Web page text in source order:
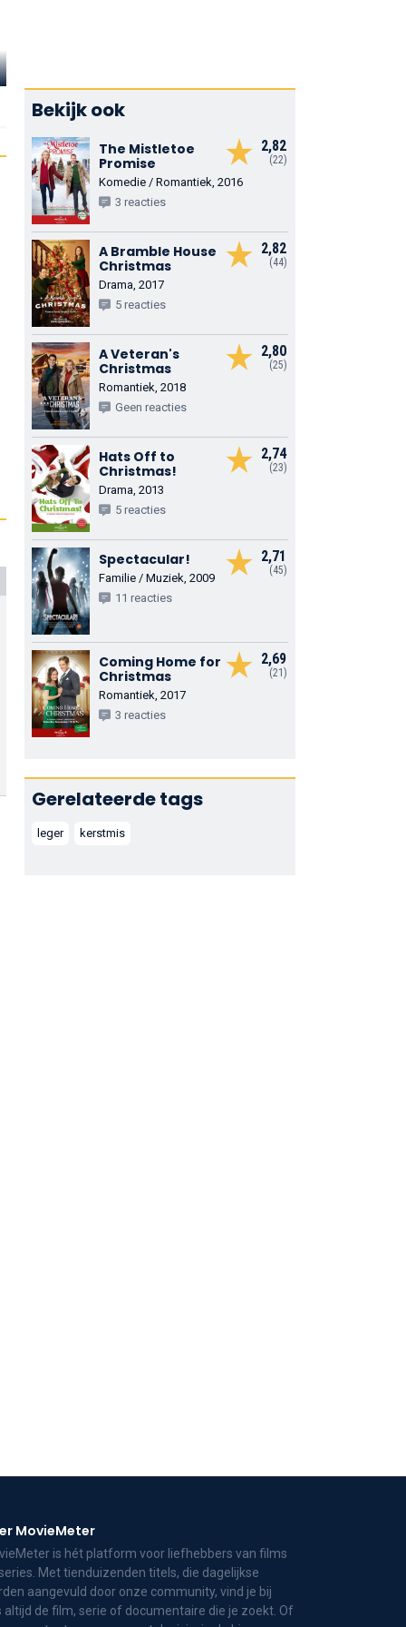
Dr. Baxter
Bekijk ook
2,82
(22)
The Mistletoe
Promise
Komedie / Romantiek, 2016
3 reacties
2,82
(44)
A Bramble House
Christmas
Drama, 2017
5 reacties
2,80
(25)
A Veteran's
Christmas
Romantiek, 2018
Geen reacties
2,74
(23)
Hats Off to
Christmas!
Drama, 2013
5 reacties
2,71
(45)
Spectacular!
Familie / Muziek, 2009
11 reacties
2,69
(21)
Coming Home for
Christmas
Romantiek, 2017
3 reacties
Gerelateerde tags
leger kerstmis
MovieMeter
is hét platform voor liefhebbers van films
Met tienduizenden titels, die dagelijkse
aangevuld door onze community, vind je bij
altijd de film, serie of documentaire die je zoekt. Of